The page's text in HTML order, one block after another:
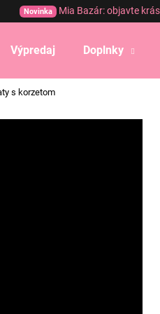
Novinka Mia Bazár: objavte
Výpredaj Doplnky
s korzetom
Čo potrebujete